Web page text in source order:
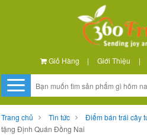
Giỏ Hàng | Giới Thiệu |
Trang chủ Tin tức Điểm bán trái cây
tặng Định Quán Đồng Nai